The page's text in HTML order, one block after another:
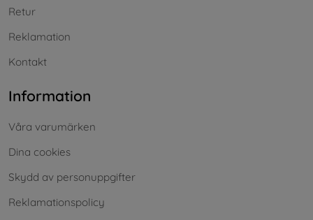
Retur
Reklamation
Kontakt
Information
Våra varumärken
Dina cookies
Skydd av personuppgifter
Reklamationspolicy